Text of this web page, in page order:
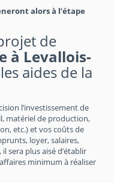
alors à l’étape
de
à Levallois-
aides de la
l’investissement de
matériel de production,
etc.) et vos coûts de
loyer, salaires,
sera plus aisé d’établir
minimum à réaliser